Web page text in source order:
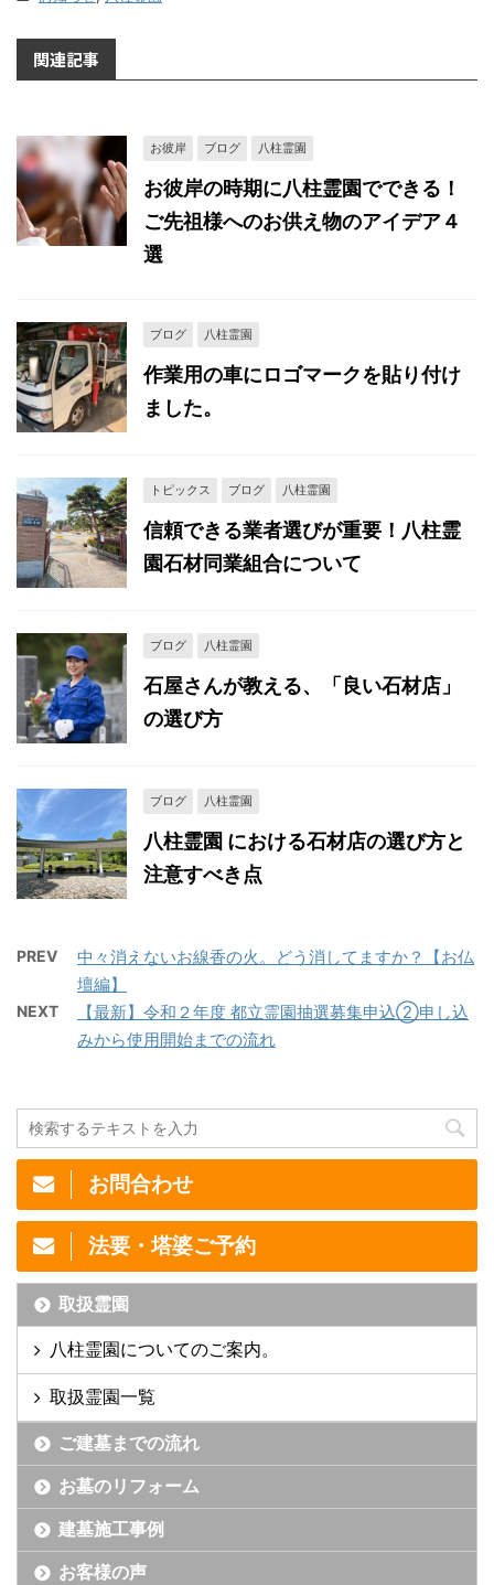
関連記事
お彼岸 ブログ 八柱霊園
お彼岸の時期に八柱霊園でできる！
ご先祖様へのお供え物のアイデア４
選
ブログ 八柱霊園
作業用の車にロゴマークを貼り付け
ました。
トピックス ブログ 八柱霊園
信頼できる業者選びが重要！八柱霊
園石材同業組合について
ブログ 八柱霊園
石屋さんが教える、「良い石材店」
の選び方
ブログ 八柱霊園
八柱霊園 における石材店の選び方と
注意すべき点
PREV
中々消えないお線香の火。どう消してますか？【お仏
壇編】
NEXT
【最新】令和２年度 都立霊園抽選募集申込②申し込
みから使用開始までの流れ
お問合わせ
法要・塔婆ご予約
取扱霊園
八柱霊園についてのご案内。
取扱霊園一覧
ご建墓までの流れ
お墓のリフォーム
建墓施工事例
お客様の声